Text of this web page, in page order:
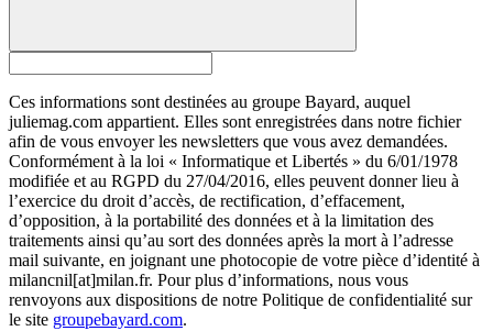
Ces informations sont destinées au groupe Bayard, auquel
juliemag.com appartient. Elles sont enregistrées dans notre fichier
afin de vous envoyer les newsletters que vous avez demandées.
Conformément à la loi « Informatique et Libertés » du 6/01/1978
modifiée et au RGPD du 27/04/2016, elles peuvent donner lieu à
l’exercice du droit d’accès, de rectification, d’effacement,
d’opposition, à la portabilité des données et à la limitation des
traitements ainsi qu’au sort des données après la mort à l’adresse
mail suivante, en joignant une photocopie de votre pièce d’identité à
milancnil[at]milan.fr. Pour plus d’informations, nous vous
renvoyons aux dispositions de notre Politique de confidentialité sur
le site groupebayard.com.